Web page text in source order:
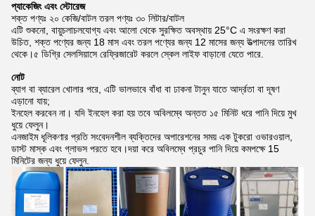
প্যাকেজিং এবং স্টোরেজ
শক্ত পণ্যঃ ২০ কেজি/বাটল তরল পণ্যঃ ৩০ লিটার/বাটল
এটি শুকনো, বায়ুচলাচলযোগ্য এবং আলো থেকে সুরক্ষিত অবস্থায় 25°C এ সংরক্ষণ করা
উচিত, শক্ত পণ্যের জন্য 18 মাস এবং তরল পণ্যের জন্য 12 মাসের জন্য উত্পাদনের তারিখ
থেকে।৫ ডিগ্রি সেলসিয়াসে রেফ্রিজারেট করলে স্কেল লাইফ বাড়ানো যেতে পারে.
নোট
ব্যাগ বা ব্যারেল খোলার পরে, এটি ভালভাবে বাঁধা বা ঢাকনা টানুন যাতে আর্দ্রতা বা দূষণ
এড়ানো যায়;
ইনহেল করবেন না। যদি ইনহেল করা হয় তবে অবিলম্বে অন্তত ১৫ মিনিট ধরে পানি দিয়ে মুখ
ধুয়ে ফেলুন।
এনজাইম ধূলিকণার প্রতি সংবেদনশীল ব্যক্তিদের অপারেশনের সময় এক টুকরো ওভারওয়াল,
ডাস্ট মাস্ক এবং গ্লাভস পরতে হবে।দয়া করে অবিলম্বে প্রচুর পানি দিয়ে কমপক্ষে 15
মিনিটের জন্য ধুয়ে ফেলুন.